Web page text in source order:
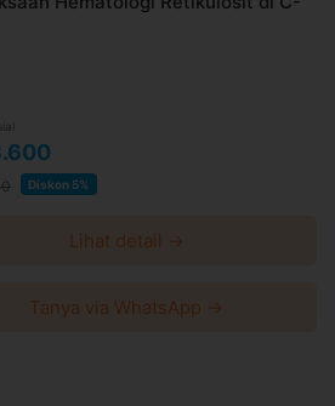
Diskon 5%
Lihat detail →
Tanya via WhatsApp →